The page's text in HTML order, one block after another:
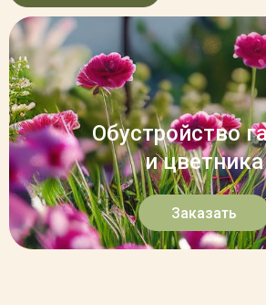
Обустройство
и цветника
Заказать